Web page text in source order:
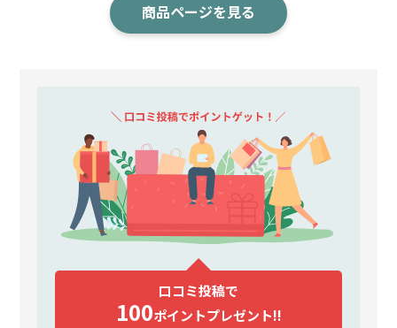
商品ページを見る
口コミ投稿で
100ポイントプレゼント!!